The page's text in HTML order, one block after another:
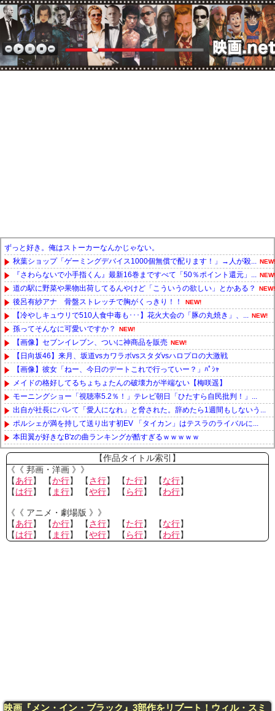
ずっと好き。俺はストーカーなんかじゃない。
秋葉ショップ「ゲーミングデバイス1000個無償で配ります！」→人が殺... NEW!
『さわらないで小手指くん』最新16巻まですべて「50％ポイント還元」... NEW!
道の駅に野菜や果物出荷してるんやけど「こういうの欲しい」とかある？ NEW!
後呂有紗アナ 骨盤ストレッチで胸がくっきり！！ NEW!
【冷やしキュウリで510人食中毒も･･･】花火大会の「豚の丸焼き」、... NEW!
孫ってそんなに可愛いですか？ NEW!
【画像】セブンイレブン、ついに神商品を販売 NEW!
【日向坂46】来月、坂道vsカワラボvsスタダvsハロプロの大激戦
【画像】彼女「ねー、今日のデートこれで行っていー？」ﾊﾟｼｬ
メイドの格好してるちょちょたんの破壊力が半端ない【梅咲遥】
モーニングショー「視聴率5.2％！」テレビ朝日「ひたすら自民批判！」...
出自が社長にバレて「愛人になれ」と脅された。辞めたら1週間もしないう...
ポルシェが満を持して送り出す初EV 「タイカン」はテスラのライバルに...
本田翼が好きなB'zの曲ランキングが酷すぎるｗｗｗｗｗ
Powered by livedoor 相互RSS
【作品タイトル索引】
《《 邦画・洋画 》》
【あ行】 【か行】 【さ行】 【た行】 【な行】
【は行】 【 ま行】 【や行】 【 ら行】 【わ行】
《《 アニメ・劇場版 》》
【あ行】 【か行】 【さ行】 【た行】 【な行】
【は行】 【 ま行】 【や行】 【 ら行】 【わ行】
映画『メン・イン・ブラック』3部作をリブート！ウィル・スミ